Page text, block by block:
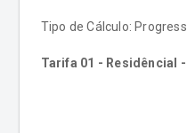
Tipo de Cálculo:
Tarifa 01 - Residêncial